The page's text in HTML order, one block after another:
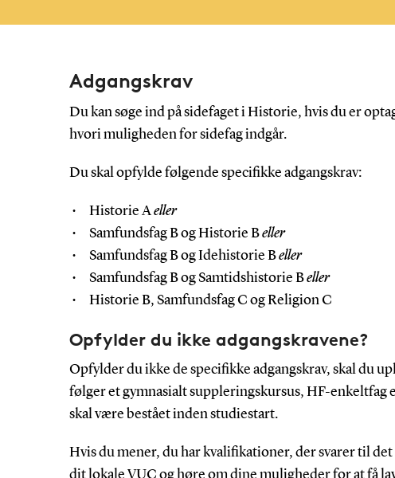
Adgangskrav
Du kan søge ind på sidefaget i Historie, hvis du er
hvori muligheden for sidefag indgår.
Du skal opfylde følgende specifikke adgangskrav:
Historie A eller
Samfundsfag B og Historie Beller
Samfundsfag B og Idehistorie Beller
Samfundsfag B og Samtidshistorie Beller
Historie B, Samfundsfag C og Religion C
Opfylder du ikke adgangskravene?
Opfylder du ikke de specifikke adgangskrav, skal du
følger et gymnasialt suppleringskursus, HF-enkeltfag
skal være bestået inden studiestart.
Hvis du mener, du har kvalifikationer, der svarer til
dit lokale VUC og høre om dine muligheder for at få